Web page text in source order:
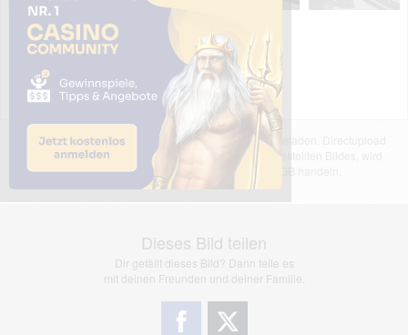
Das dargestellte Bild wurde von einem Nutzer hochgeladen. Directupload
übernimmt keinerlei Haftung für den Inhalt des dargestellten Bildes, wird
jedoch bei Verstößen nach §2(3) unserer AGB handeln.
Dieses Bild teilen
Dir gefällt dieses Bild? Dann teile es
mit deinen Freunden und deiner Familie.